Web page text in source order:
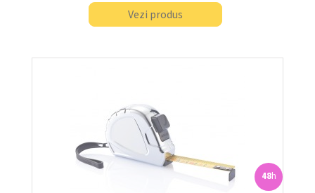
Vezi produs
48h